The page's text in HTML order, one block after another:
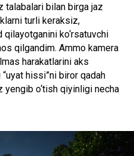
talabalari bilan birga jaz
turli keraksiz,
ko‘rsatuvchi
qilgandim. Ammo kamera
harakatlarini aks
hissi”ni biror qadah
o‘tish qiyinligi necha